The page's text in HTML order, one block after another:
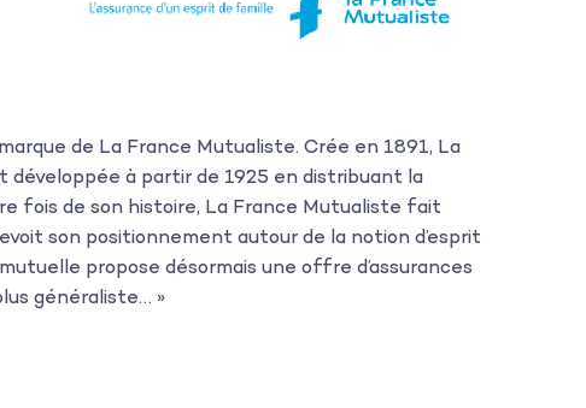
de La France Mutualiste. Crée en 1891, La
développée à partir de 1925 en distribuant la
fois de son histoire, La France Mutualiste fait
son positionnement autour de la notion d’esprit
propose désormais une offre d’assurances
généraliste… »